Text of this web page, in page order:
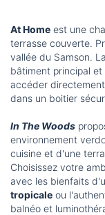
At Home est une
terrasse couverte.
vallée du Samson.
bâtiment principal
accéder
dans un boitier
In The Woods
environnement
cuisine et d'une
Choisissez votre
avec les bienfaits
tropicale ou
balnéo et